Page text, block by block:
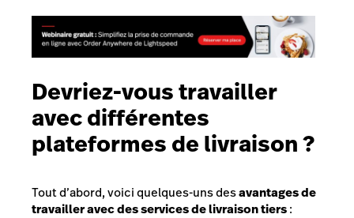
Devriez-vous travailler
avec différentes
plateformes de livraison ?
Tout d’abord, voici quelques-uns desavantages de
travailler avec des services de livraison tiers: